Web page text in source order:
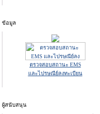
ข้อมูล
ตรวจสอบสถานะ EMS
และไปรษณีย์ลงทะเบียน
ผู้สนับสนุน